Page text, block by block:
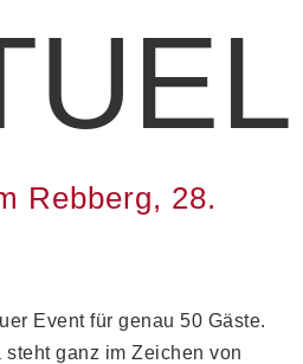
Rebberg, 28.
Event für genau 50 Gäste.
ganz im Zeichen von